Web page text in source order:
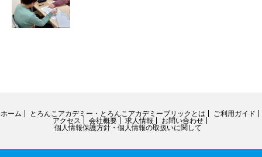
ホーム とろんこアカデミー・とろんこアカデミーブリックとは
ご利用ガイド
アクセス
会社概要 求人情報
お問い合わせ
個人情報保護方針・個人情報の取扱いに関して